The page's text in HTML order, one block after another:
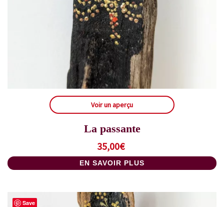
Voir un aperçu
La passante
35,00€
EN SAVOIR PLUS
Save